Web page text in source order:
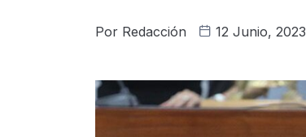
Por Redacción 12 Junio, 2023